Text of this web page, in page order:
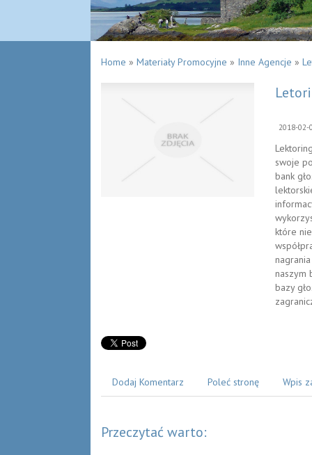
Home » Materiały Promocyjne » Inne Agencje »
2018-02-
swoje
bank
które
naszym
bazy
Dodaj Komentarz Poleć stronę Wpis
Przeczytać warto: